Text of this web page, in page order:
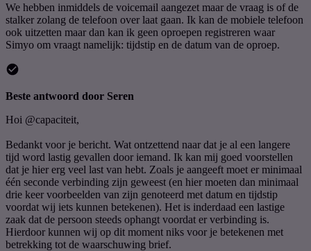
We hebben inmiddels de voicemail aangezet maar de vraag is of de
stalker zolang de telefoon over laat gaan. Ik kan de mobiele telefoon
ook uitzetten maar dan kan ik geen oproepen registreren waar
Simyo om vraagt namelijk: tijdstip en de datum van de oproep.
Beste antwoord door Seren
Hoi @capaciteit,
Bedankt voor je bericht. Wat ontzettend naar dat je al een langere
tijd word lastig gevallen door iemand. Ik kan mij goed voorstellen
dat je hier erg veel last van hebt. Zoals je aangeeft moet er minimaal
één seconde verbinding zijn geweest (en hier moeten dan minimaal
drie keer voorbeelden van zijn genoteerd met datum en tijdstip
voordat wij iets kunnen betekenen). Het is inderdaad een lastige
zaak dat de persoon steeds ophangt voordat er verbinding is.
Hierdoor kunnen wij op dit moment niks voor je betekenen met
betrekking tot de waarschuwing brief.